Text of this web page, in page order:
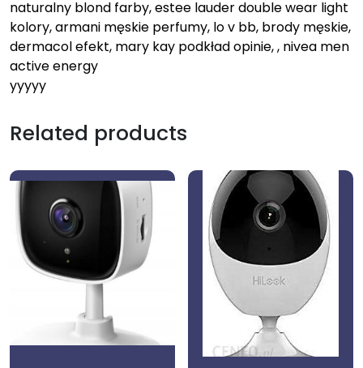
naturalny blond farby, estee lauder double wear light
kolory, armani męskie perfumy, lo v bb, brody męskie,
dermacol efekt, mary kay podkład opinie, , nivea men
active energy
yyyyy
Related products